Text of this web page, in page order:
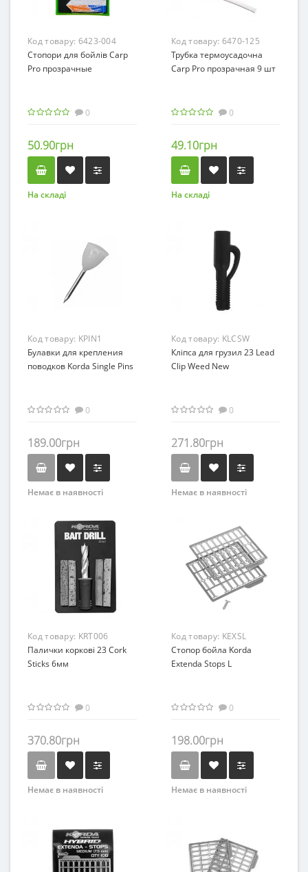
Код товару: 6423-004
Стопори для бойлів Carp
Pro прозрачные
0
50.90грн
На складі
Код товару: 6470-125
Трубка термоусадочна
Carp Pro прозрачная 9 шт
0
49.10грн
На складі
Код товару: KPIN1
Булавки для крепления
поводков Korda Single Pins
0
189.00грн
Немає в наявності
Код товару: KLCSW
Кліпса для грузил 23 Lead
Clip Weed New
0
271.80грн
Немає в наявності
Код товару: KRT006
Палички коркові 23 Cork
Sticks 6мм
0
370.80грн
Немає в наявності
Код товару: KEXSL
Стопор бойла Korda
Extenda Stops L
0
198.00грн
Немає в наявності